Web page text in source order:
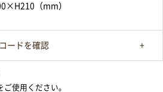
（mm）
ードを確認
使用ください。